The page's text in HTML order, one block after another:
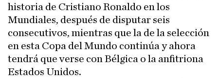
historia de Cristiano Ronaldo en los
Mundiales, después de disputar seis
consecutivos, mientras que la de la selección
en esta Copa del Mundo continúa y ahora
tendrá que verse con Bélgica o la anfitriona
Estados Unidos.